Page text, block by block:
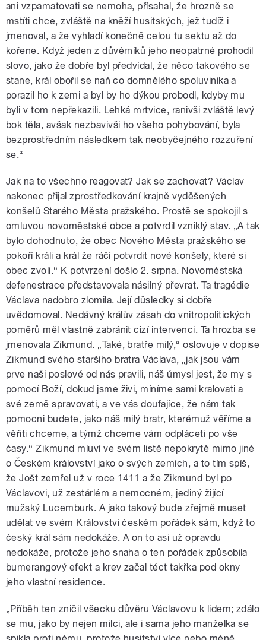
ani vzpamatovati se nemoha, přísahal, že hrozně se
mstíti chce, zvláště na kněží husitských, jež tudíž i
jmenoval, a že vyhladí konečně celou tu sektu až do
kořene. Když jeden z důvěrníků jeho neopatrné prohodil
slovo, jako že dobře byl předvídal, že něco takového se
stane, král obořil se naň co domnělého spoluviníka a
porazil ho k zemi a byl by ho dýkou probodl, kdyby mu
byli v tom nepřekazili. Lehká mrtvice, ranivši zvláště levý
bok těla, avšak nezbavivši ho všeho pohybování, byla
bezprostředním následkem tak neobyčejného rozzuření
se.“
Jak na to všechno reagovat? Jak se zachovat? Václav
nakonec přijal zprostředkování krajně vyděšených
konšelů Starého Města pražského. Prostě se spokojil s
omluvou novoměstské obce a potvrdil vzniklý stav. „A tak
bylo dohodnuto, že obec Nového Města pražského se
pokoří králi a král že ráčí potvrdit nové konšely, které si
obec zvolí.“ K potvrzení došlo 2. srpna. Novoměstská
defenestrace představovala násilný převrat. Ta tragédie
Václava nadobro zlomila. Její důsledky si dobře
uvědomoval. Nedávný králův zásah do vnitropolitických
poměrů měl vlastně zabránit cizí intervenci. Ta hrozba se
jmenovala Zikmund. „Také, bratře milý,“ oslovuje v dopise
Zikmund svého staršího bratra Václava, „jak jsou vám
prve naši poslové od nás pravili, náš úmysl jest, že my s
pomocí Boží, dokud jsme živi, míníme sami kralovati a
své země spravovati, a ve vás doufajíce, že nám tak
pomocni budete, jako náš milý bratr, kterémuž věříme a
věřiti chceme, a týmž chceme vám odpláceti po vše
časy.“ Zikmund mluví ve svém listě nepokrytě mimo jiné
o Českém království jako o svých zemích, a to tím spíš,
že Jošt zemřel už v roce 1411 a že Zikmund byl po
Václavovi, už zestárlém a nemocném, jediný žijící
mužský Lucemburk. A jako takový bude zřejmě muset
udělat ve svém Království českém pořádek sám, když to
český král sám nedokáže. A on to asi už opravdu
nedokáže, protože jeho snaha o ten pořádek způsobila
bumerangový efekt a krev začal téct takřka pod okny
jeho vlastní residence.
„Příběh ten zničil všecku důvěru Václavovu k lidem; zdálo
se mu, jako by nejen milci, ale i sama jeho manželka se